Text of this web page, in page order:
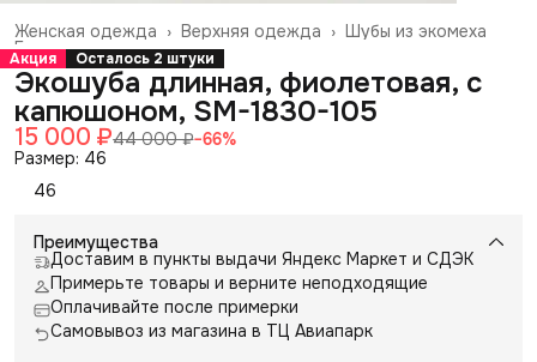
Шубы из экомеха
Верхняя одежда ›
Женская одежда ›
Главная ›
Акция Осталось 2 штуки
Экошуба длинная, фиолетовая, с
капюшоном, SM-1830-105
15 000 ₽44 000 ₽−66%
Размер: 46
46
Преимущества
Доставим в пункты выдачи Яндекс Маркет и СДЭК
Примерьте товары и верните неподходящие
Оплачивайте после примерки
Самовывоз из магазина в ТЦ Авиапарк